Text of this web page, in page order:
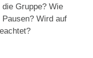
Gruppe? Wie
Wird auf